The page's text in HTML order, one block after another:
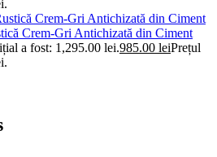
Crem-Gri Antichizată din Ciment
a fost: 1,295.00 lei.985.00 leiPrețul